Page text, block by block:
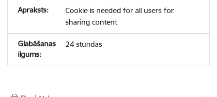
Cookie is needed for all users for
sharing content
24 stundas